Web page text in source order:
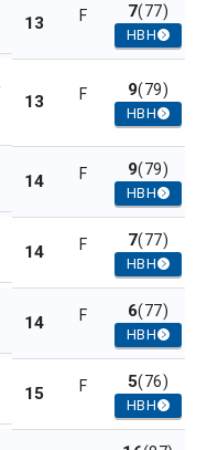
13 F 7(77)
HBH
13 F 9(79)
HBH
14 F 9(79)
HBH
14 F 7(77)
HBH
14 F 6(77)
HBH
15 F 5(76)
HBH